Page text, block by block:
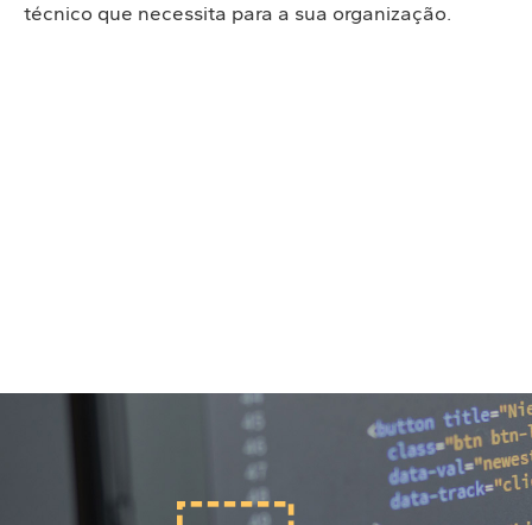
técnico que necessita para a sua organização.